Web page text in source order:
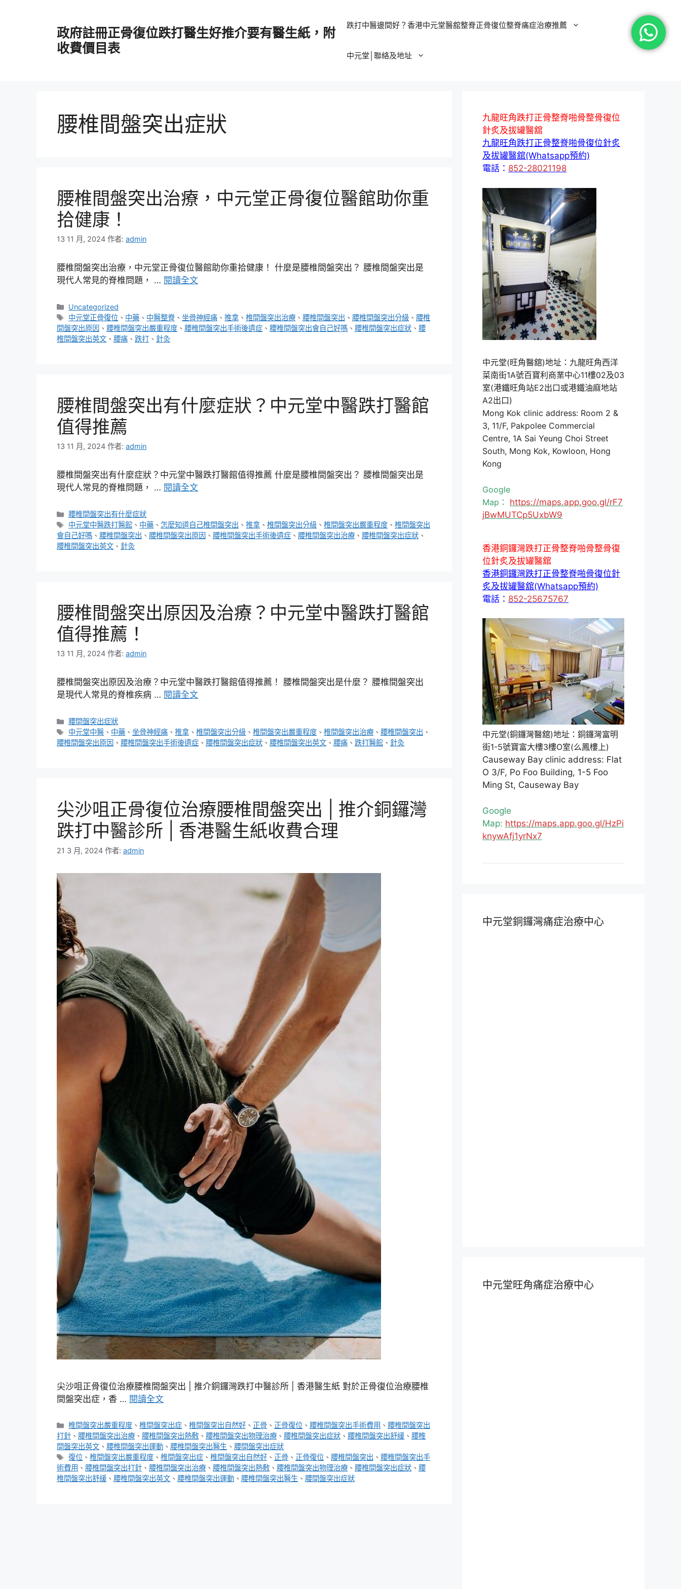
政府註冊正骨復位跌打醫生好推介要有醫生紙，附
收費價目表
跌打中醫邊間好？香港中元堂醫舘整脊正骨復位整脊痛症治療推薦
中元堂│聯絡及地址
腰椎間盤突出症狀
腰椎間盤突出治療，中元堂正骨復位醫館助你重
拾健康！
13 11 月, 2024 作者: admin
腰椎間盤突出治療，中元堂正骨復位醫館助你重拾健康！ 什麼是腰椎間盤突出？ 腰椎間盤突出是
現代人常見的脊椎問題， … 閱讀全文
分
類
Uncategorized
標
籤
中元堂正骨復位 、 中藥 、 中醫整脊 、坐骨神經痛 、推拿 、椎間盤突出治療 、 腰椎間盤突出 、 腰椎間盤突出分級 、 腰椎
間盤突出原因 、 腰椎間盤突出嚴重程度 、 腰椎間盤突出手術後遺症 、 腰椎間盤突出會自己好嗎 、 腰椎間盤突出症狀 、 腰
椎間盤突出英文 、 腰痛 、 跌打 、 針灸
腰椎間盤突出有什麼症狀？中元堂中醫跌打醫館
值得推薦
13 11 月, 2024 作者: admin
腰椎間盤突出有什麼症狀？中元堂中醫跌打醫館值得推薦 什麼是腰椎間盤突出？ 腰椎間盤突出是
現代人常見的脊椎問題， … 閱讀全文
分
類
腰椎間盤突出有什麼症狀
標
籤
中元堂中醫跌打醫館 、 中藥 、 怎麼知道自己椎間盤突出 、推拿 、椎間盤突出分級 、椎間盤突出嚴重程度 、椎間盤突出
會自己好嗎 、 腰椎間盤突出 、 腰椎間盤突出原因 、 腰椎間盤突出手術後遺症 、 腰椎間盤突出治療 、 腰椎間盤突出症狀 、
腰椎間盤突出英文 、 針灸
腰椎間盤突出原因及治療？中元堂中醫跌打醫館
值得推薦！
13 11 月, 2024 作者: admin
腰椎間盤突出原因及治療？中元堂中醫跌打醫館值得推薦！ 腰椎間盤突出是什麼？ 腰椎間盤突出
是現代人常見的脊椎疾病 … 閱讀全文
分
類
腰間盤突出症狀
標
籤
中元堂中醫 、 中藥 、坐骨神經痛 、推拿 、椎間盤突出分級 、椎間盤突出嚴重程度 、椎間盤突出治療 、 腰椎間盤突出 、
腰椎間盤突出原因 、 腰椎間盤突出手術後遺症 、 腰椎間盤突出症狀 、 腰椎間盤突出英文 、 腰痛 、 跌打醫館 、 針灸
尖沙咀正骨復位治療腰椎間盤突出 | 推介銅鑼灣
跌打中醫診所 | 香港醫生紙收費合理
21 3 月, 2024 作者: admin
尖沙咀正骨復位治療腰椎間盤突出 | 推介銅鑼灣跌打中醫診所 | 香港醫生紙 對於正骨復位治療腰椎
間盤突出症，香 … 閱讀全文
分
類
椎間盤突出嚴重程度 、椎間盤突出症 、椎間盤突出自然好 、 正骨 、 正骨復位 、腰椎間盤突出手術費用 、腰椎間盤突出
打針 、 腰椎間盤突出治療 、 腰椎間盤突出熱敷 、 腰椎間盤突出物理治療 、 腰椎間盤突出症狀 、 腰椎間盤突出舒緩 、 腰椎
間盤突出英文 、 腰椎間盤突出運動 、 腰椎間盤突出醫生 、 腰間盤突出症狀
標
籤
復位 、椎間盤突出嚴重程度 、椎間盤突出症 、椎間盤突出自然好 、 正骨 、 正骨復位 、腰椎間盤突出 、腰椎間盤突出手
術費用 、 腰椎間盤突出打針 、 腰椎間盤突出治療 、 腰椎間盤突出熱敷 、 腰椎間盤突出物理治療 、 腰椎間盤突出症狀 、 腰
椎間盤突出舒緩 、 腰椎間盤突出英文 、 腰椎間盤突出運動 、 腰椎間盤突出醫生 、 腰間盤突出症狀
九龍旺角跌打正骨整脊啪骨整骨復位
針炙及拔罐醫舘
九龍旺角跌打正骨整脊啪骨復位針炙
及拔罐醫舘(Whatsapp預約)
電話： 852-28021198
中元堂(旺角醫舘)地址：九龍旺角西洋
菜南街1A號百寶利商業中心11樓02及03
室(港鐵旺角站E2出口或港鐵油麻地站
A2出口)
Mong Kok clinic address: Room 2 &
3, 11/F, Pakpolee Commercial
Centre, 1A Sai Yeung Choi Street
South, Mong Kok, Kowloon, Hong
Kong
Google
Map： https://maps.app.goo.gl/rF7
jBwMUTCp5UxbW9
香港銅鑼灣跌打正骨整脊啪骨整骨復
位針炙及拔罐醫舘
香港銅鑼灣跌打正骨整脊啪骨復位針
炙及拔罐醫舘(Whatsapp預約)
電話： 852-25675767
中元堂(銅鑼灣醫舘)地址：銅鑼灣富明
街1-5號寶富大樓3樓O室(么鳳樓上)
Causeway Bay clinic address: Flat
O 3/F, Po Foo Building, 1-5 Foo
Ming St, Causeway Bay
Google
Map: https://maps.app.goo.gl/HzPi
knywAfj1yrNx7
中元堂銅鑼灣痛症治療中心
中元堂旺角痛症治療中心